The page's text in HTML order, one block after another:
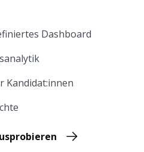
Dashboard
Kandidat:innen